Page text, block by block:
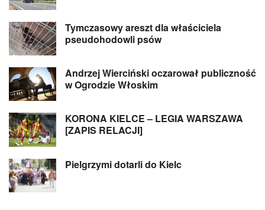
Tymczasowy areszt dla właściciela
pseudohodowli psów
Andrzej Wierciński oczarował publiczność
w Ogrodzie Włoskim
KORONA KIELCE – LEGIA WARSZAWA
[ZAPIS RELACJI]
Pielgrzymi dotarli do Kielc